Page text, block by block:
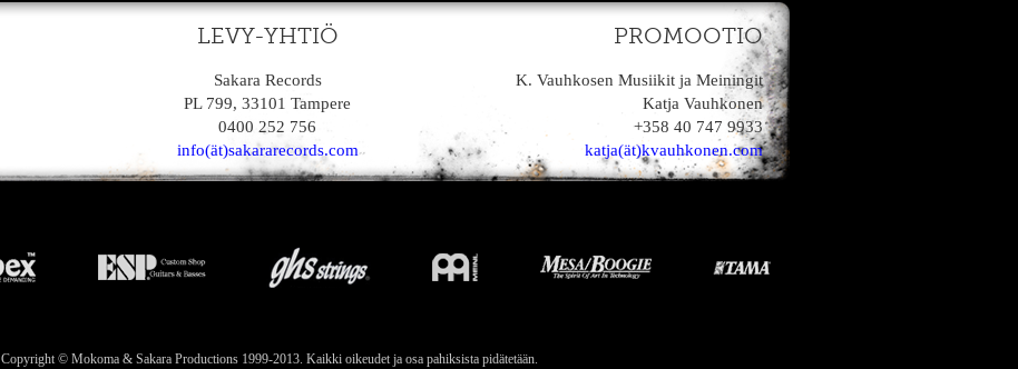
LEVY-YHTIÖ
Sakara Records
PL 799, 33101 Tampere
0400 252 756
info(ät)sakararecords.com
PROMOOTIO
K. Vauhkosen Musiikit ja Meiningit
Katja Vauhkonen
+358 40 747 9933
katja(ät)kvauhkonen.com
Copyright © Mokoma & Sakara Productions 1999-2013. Kaikki oikeudet ja osa pahiksista pidätetään.